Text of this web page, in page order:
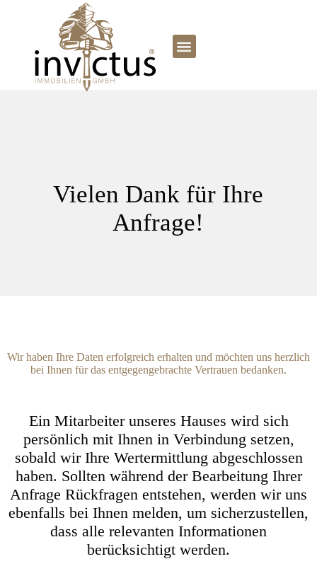
Vielen Dank für Ihre
Anfrage!
Wir haben Ihre Daten erfolgreich erhalten und möchten uns herzlich
bei Ihnen für das entgegengebrachte Vertrauen bedanken.
Ein Mitarbeiter unseres Hauses wird sich
persönlich mit Ihnen in Verbindung setzen,
sobald wir Ihre Wertermittlung abgeschlossen
haben. Sollten während der Bearbeitung Ihrer
Anfrage Rückfragen entstehen, werden wir uns
ebenfalls bei Ihnen melden, um sicherzustellen,
dass alle relevanten Informationen
berücksichtigt werden.